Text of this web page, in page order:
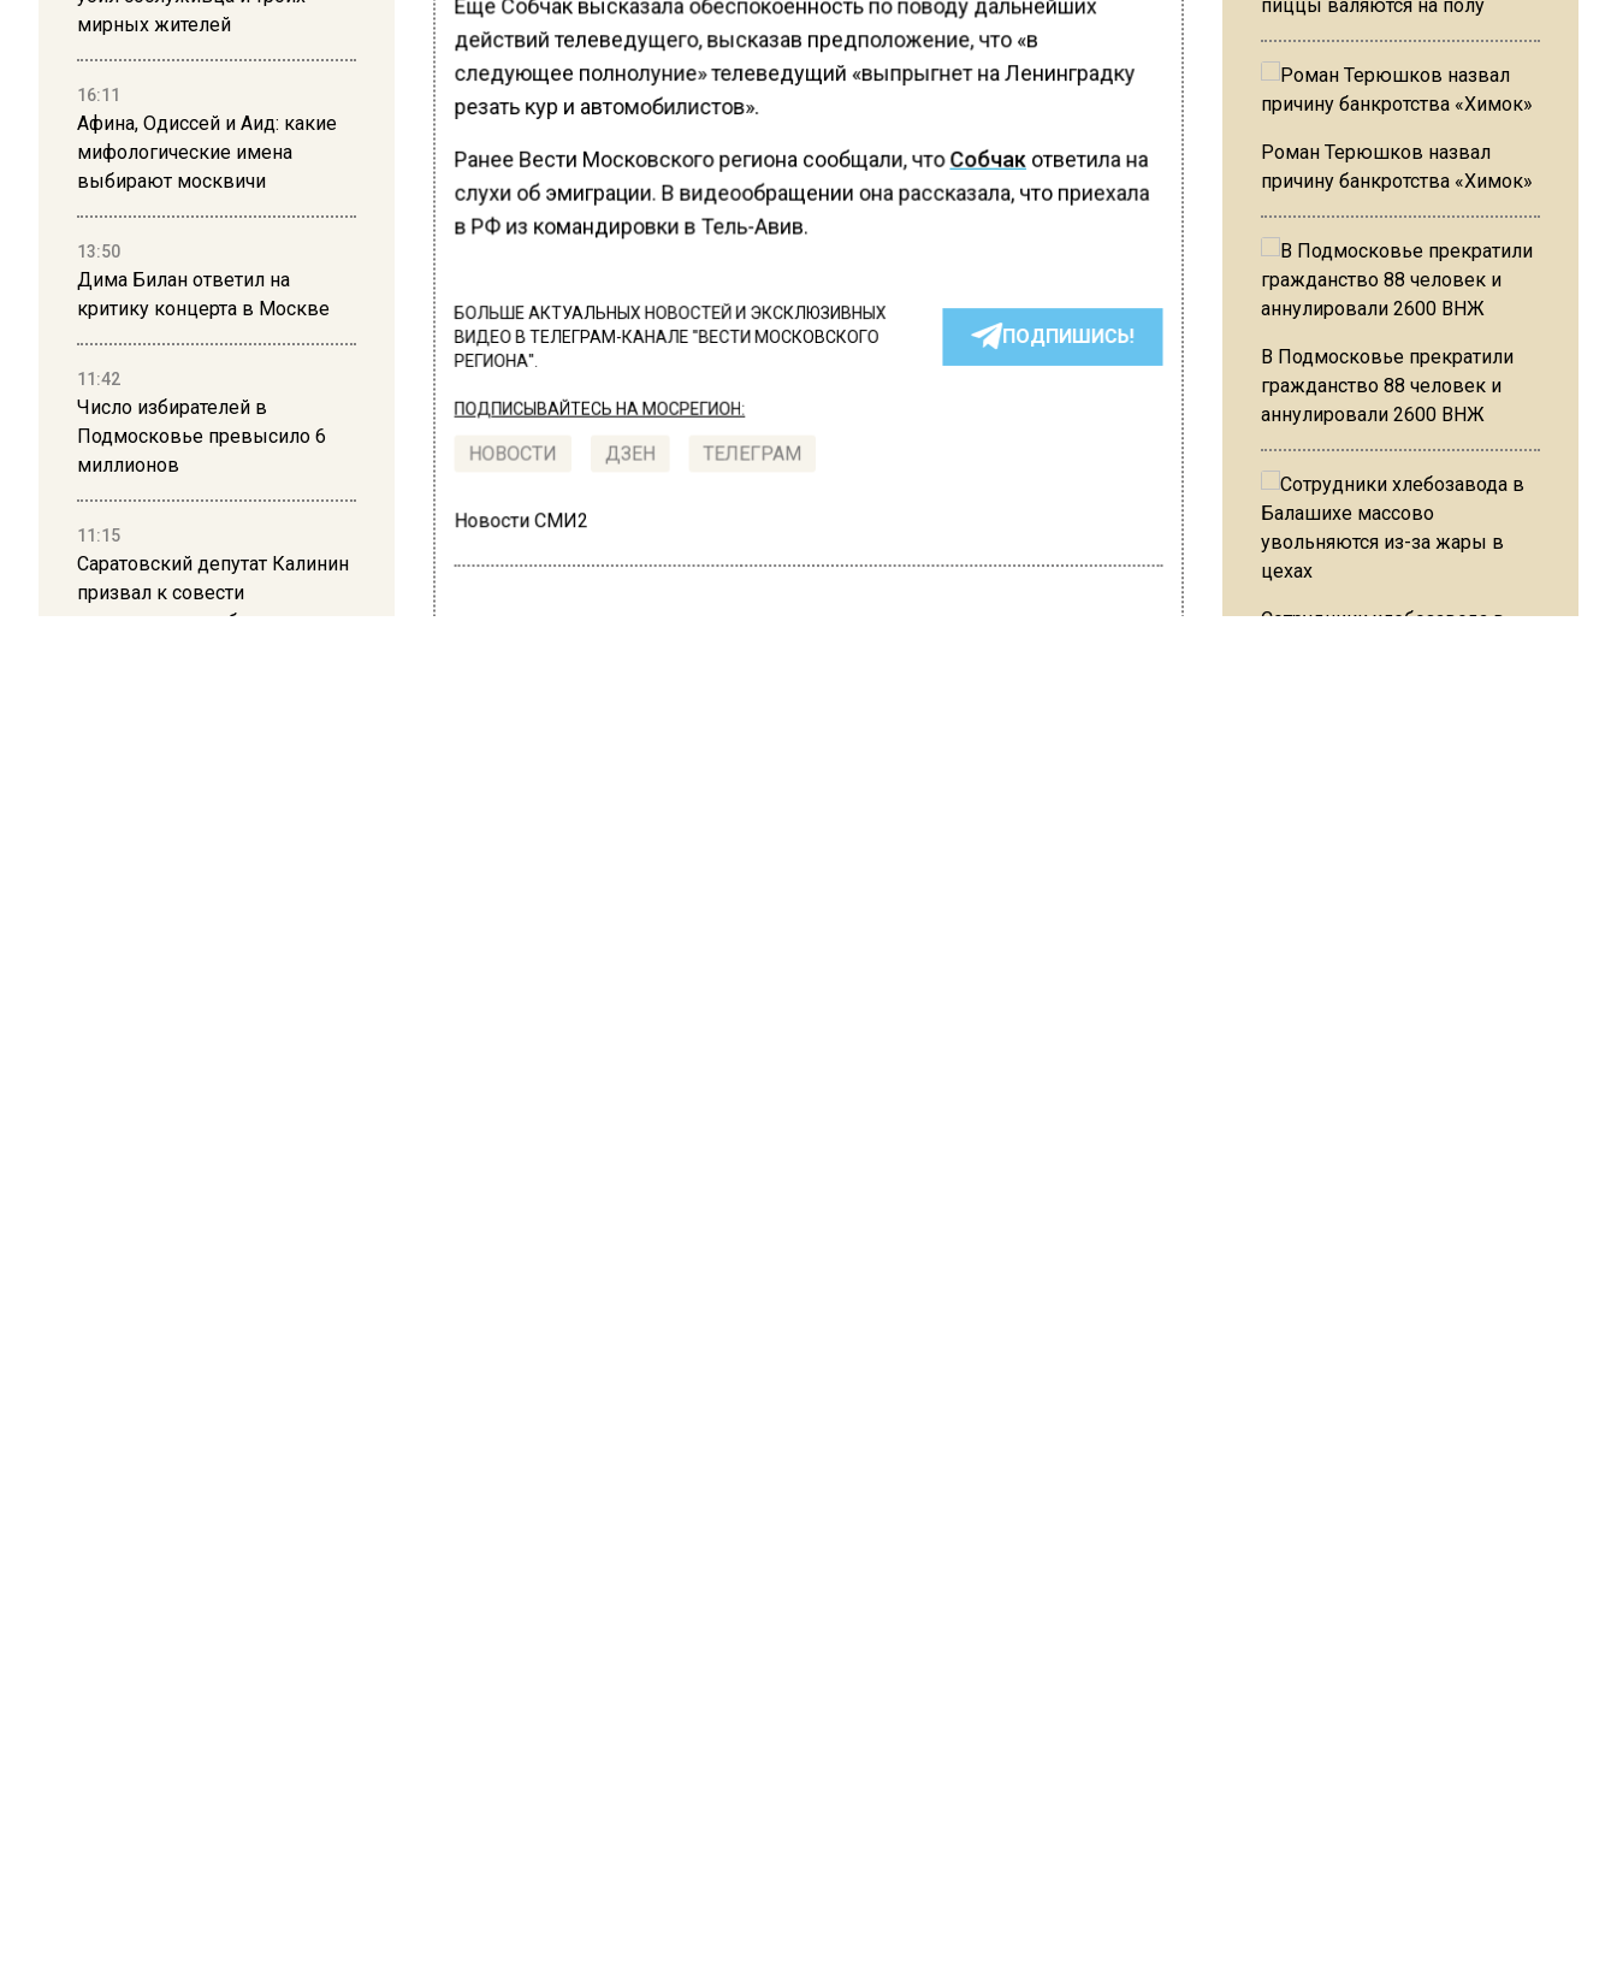
мирных жителей
16:11
Афина, Одиссей и Аид: какие
мифологические имена
выбирают москвичи
13:50
Дима Билан ответил на
критику концерта в Москве
11:42
Число избирателей в
Подмосковье превысило 6
миллионов
11:15
Саратовский депутат Калинин
призвал к совести
ветеранское сообщество
Еще Собчак высказала обеспокоенность по поводу дальнейших
действий телеведущего, высказав предположение, что «в
следующее полнолуние» телеведущий «выпрыгнет на Ленинградку
резать кур и автомобилистов».
Ранее Вести Московского региона сообщали, чтоСобчак ответила на
слухи об эмиграции. В видеообращении она рассказала, что приехала
в РФ из командировки в Тель-Авив.
БОЛЬШЕ АКТУАЛЬНЫХ НОВОСТЕЙ И ЭКСКЛЮЗИВНЫХ
ВИДЕО В ТЕЛЕГРАМ-КАНАЛЕ "ВЕСТИ МОСКОВСКОГО
РЕГИОНА".
ПОДПИШИСЬ!
ПОДПИСЫВАЙТЕСЬ НА МОСРЕГИОН:
НОВОСТИ ДЗЕН ТЕЛЕГРАМ
Новости СМИ2
пиццы валяются на полу
Роман Терюшков назвал
причину банкротства «Химок»
В Подмосковье прекратили
гражданство 88 человек и
аннулировали 2600 ВНЖ
Сотрудники хлебозавода в